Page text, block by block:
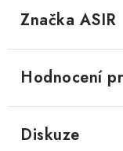
Značka ASIR
Hodnocení
Diskuze